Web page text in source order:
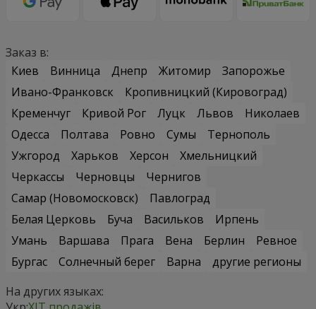
Заказ в:
Киев
Винница Днепр Житомир
Запорожье
Ивано-Франковск
Кропивницкий (Кировоград)
Кременчуг
Кривой Рог Луцк Львов
Николаев
Одесса
Полтава Ровно Сумы
Тернополь
Ужгород
Харьков Херсон
Хмельницкий
Черкассы
Черновцы
Чернигов
Самар (Новомосковск)
Павлоград
Белая Церковь
Буча Васильков
Ирпень
Умань
Варшава Прага Вена Берлин
Ревное
Бургас
Солнечный берег Варна
другие регионы
На других языках: